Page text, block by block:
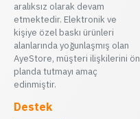
aralıksız olarak devam
etmektedir. Elektronik ve
kişiye özel baskı ürünleri
alanlarında yoğunlaşmış olan
AyeStore, müşteri ilişkilerini ön
planda tutmayı amaç
edinmiştir.
Destek